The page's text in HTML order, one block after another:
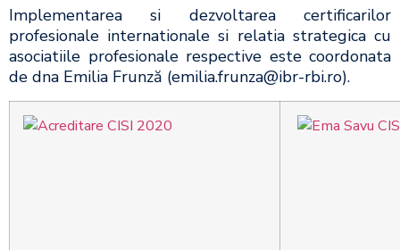
Implementarea si dezvoltarea certificarilor
profesionale internationale si relatia strategica cu
asociatiile profesionale respective este coordonata
de dna Emilia Frunză (emilia.frunza@ibr-rbi.ro).